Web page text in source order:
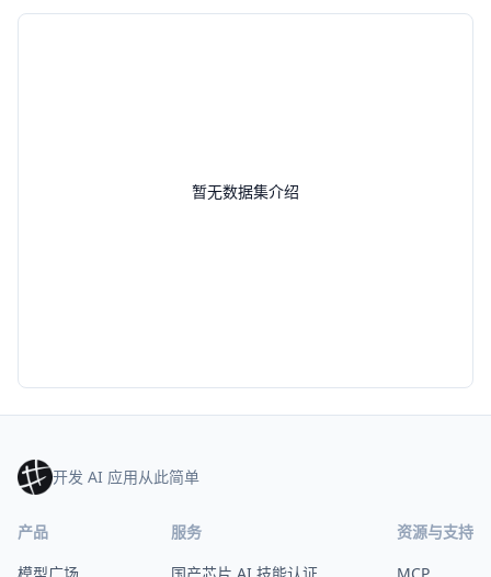
暂无数据集介绍
开发 AI 应用从此简单
产品
服务
资源与支持